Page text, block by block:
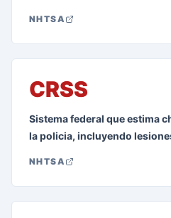
NHTSA
CRSS
Sistema federal que estima
la policia, incluyendo
NHTSA